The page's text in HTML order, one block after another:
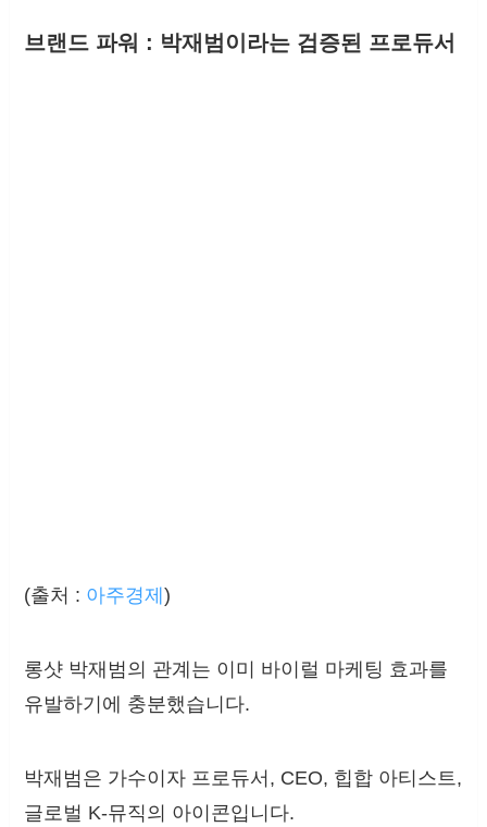
브랜드 파워 : 박재범이라는 검증된 프로듀서
(출처 : 아주경제)
롱샷 박재범의 관계는 이미 바이럴 마케팅 효과를
유발하기에 충분했습니다.
박재범은 가수이자 프로듀서, CEO, 힙합 아티스트,
글로벌 K-뮤직의 아이콘입니다.